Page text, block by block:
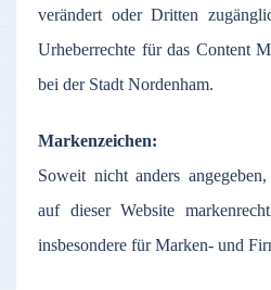
verändert oder Dritten
Urheberrechte für das Content
bei der Stadt Nordenham.
Markenzeichen:
Soweit nicht anders angegeben,
auf dieserWebsite
insbesondere für Marken- und